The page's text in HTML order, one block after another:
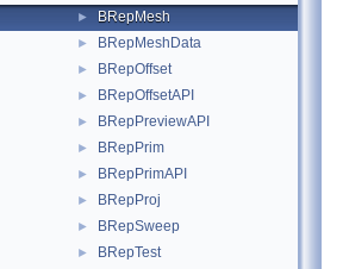
► BRepMesh
► BRepMeshData
► BRepOffset
► BRepOffsetAPI
► BRepPreviewAPI
► BRepPrim
► BRepPrimAPI
► BRepProj
► BRepSweep
► BRepTest